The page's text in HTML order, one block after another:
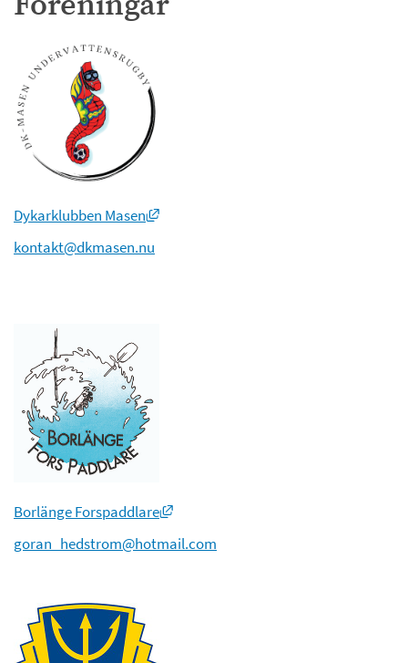
Dykarklubben Masen
Länk till annan webbplats, öppnas i
kontakt@dkmasen.nu
Borlänge Forspaddlare
Länk till annan webbplats, öppnas i
goran_hedstrom@hotmail.com